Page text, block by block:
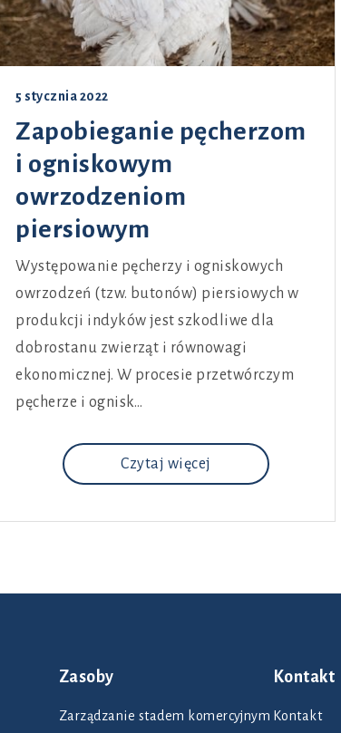
5 stycznia 2022
Zapobieganie pęcherzom
i ogniskowym
owrzodzeniom
piersiowym
Występowanie pęcherzy i ogniskowych
owrzodzeń (tzw. butonów) piersiowych w
produkcji indyków jest szkodliwe dla
dobrostanu zwierząt i równowagi
ekonomicznej. W procesie przetwórczym
pęcherze i ognisk…
Czytaj więcej
Zasoby
Zarządzanie stadem komercyjnym
Kontakt
Kontakt